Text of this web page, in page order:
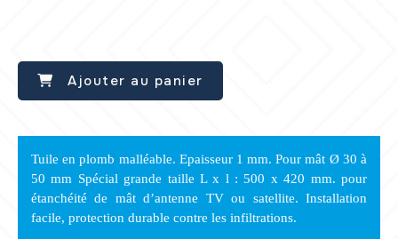
Ajouter au panier
Tuile en plomb malléable. Epaisseur 1 mm. Pour mât Ø 30 à
50 mm Spécial grande taille L x l : 500 x 420 mm. pour
étanchéité de mât d’antenne TV ou satellite. Installation
facile, protection durable contre les infiltrations.